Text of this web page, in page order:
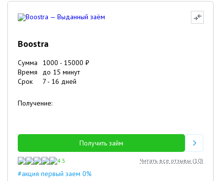
Boostra
Сумма 1000 - 15000 ₽
Время
до 15 минут
Срок
7 - 16 дней
Получение:
Получить займ
4.5 Читать все отзывы (10)
#акция первый заем 0%